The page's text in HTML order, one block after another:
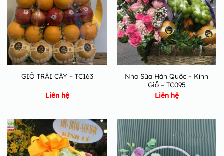
GIỎ TRÁI CÂY – TC163
Liên hệ
Nho Sữa Hàn Quốc – Kính
Giỗ – TC095
Liên hệ